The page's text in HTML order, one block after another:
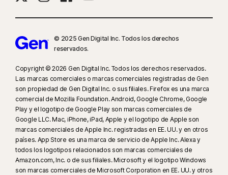
© 2025 Gen Digital Inc. Todos los derechos
reservados.
Copyright © 2026 Gen Digital Inc. Todos los derechos reservados.
Las marcas comerciales o marcas comerciales registradas de Gen
son propiedad de Gen Digital Inc. o sus filiales. Firefox es una marca
comercial de Mozilla Foundation. Android, Google Chrome, Google
Play y el logotipo de Google Play son marcas comerciales de
Google LLC. Mac, iPhone, iPad, Apple y el logotipo de Apple son
marcas comerciales de Apple Inc. registradas en EE. UU. y en otros
países. App Store es una marca de servicio de Apple Inc. Alexa y
todos los logotipos relacionados son marcas comerciales de
Amazon.com, Inc. o de sus filiales. Microsoft y el logotipo Windows
son marcas comerciales de Microsoft Corporation en EE. UU. y otros